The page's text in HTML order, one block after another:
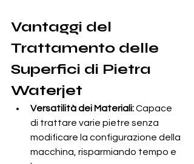
Vantaggi del
Trattamento delle
Superfici di Pietra
Waterjet
Versatilità dei Materiali: Capace
di trattare varie pietre senza
modificare la configurazione della
macchina, risparmiando tempo e